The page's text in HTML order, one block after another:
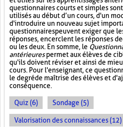
questionnaires courts et simples
utilisés au début d’un cours, d'un
d'introduire un nouveau sujet
questionnaires peuvent exiger que
réponses, encerclent les réponses
ou les deux. En somme, le
antérieurespermet aux élèves de
qu'ils doivent réviser et ainsi de
cours. Pour l'enseignant, ce
le degré de maîtrise des élèves et
conséquence.
Quiz (6) Sondage (5)
Valorisation des connaissances (12)